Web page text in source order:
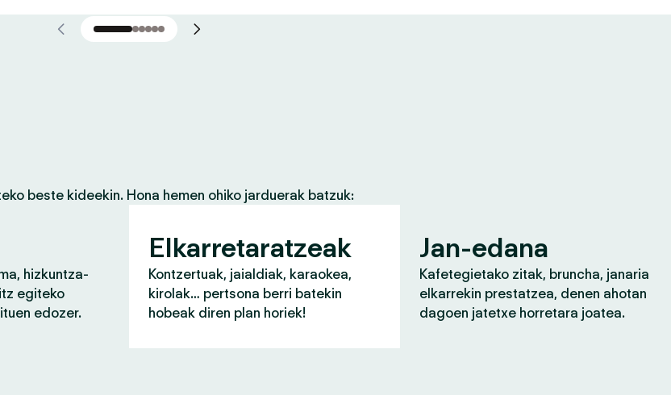
beste kideekin. Hona hemen ohiko jarduerak batzuk:
hizkuntza-
egiteko
edozer.
Elkarretaratzeak
Kontzertuak, jaialdiak, karaokea,
kirolak… pertsona berri batekin
hobeak diren plan horiek!
Jan-edana
Kafetegietako zitak, bruncha, janaria
elkarrekin prestatzea, denen ahotan
dagoen jatetxe horretara joatea.